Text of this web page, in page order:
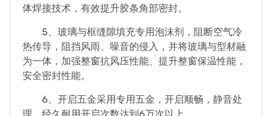
体焊接技术，有效提升胶条角部密封。
5、玻璃与框缝隙填充专用泡沫剂，阻断空气冷
热传导，阻挡风雨、噪音的侵入，并将玻璃与型材融
为一体，加强整窗抗风压性能、提升整窗保温性能，
安全密封性能。
6、开启五金采用专用五金，开启顺畅，静音处
理，经久耐用开启次数达到6万次以上。